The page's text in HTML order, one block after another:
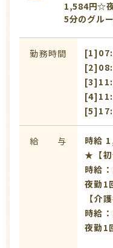
1,584円☆
5分のグル
勤務時間
給 与
時給
★【初
時給
夜勤1
【
時給
夜勤1